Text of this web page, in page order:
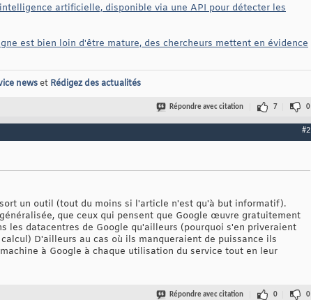
artificielle, disponible via une API pour détecter les
est bien loin d'être mature, des chercheurs mettent en évidence
newset Rédigez des actualités
Répondre avec citation 7 0
#2
un outil (tout du moins si l'article n'est qu'à but informatif).
que ceux qui pensent que Google œuvre gratuitement
les datacentres de Google qu'ailleurs (pourquoi s'en priveraient
D'ailleurs au cas où ils manqueraient de puissance ils
à Google à chaque utilisation du service tout en leur
Répondre avec citation 0 0